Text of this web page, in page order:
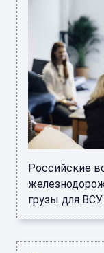
Российские
грузы для